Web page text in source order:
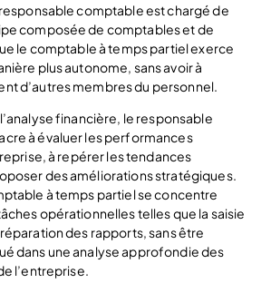
comptable est chargé de
composée de comptables et de
le comptable à temps partiel exerce
plus autonome, sans avoir à
d’autres membres du personnel.
financière, le responsable
à évaluer les performances
à repérer les tendances
des améliorations stratégiques.
à temps partiel se concentre
opérationnelles telles que la saisie
des rapports, sans être
dans une analyse approfondie des
l’entreprise.